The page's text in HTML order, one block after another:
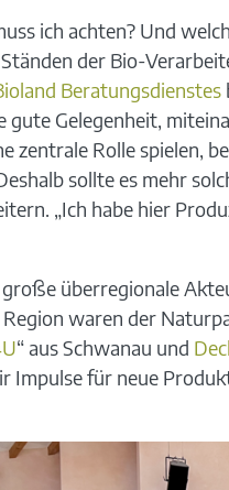
ich achten? Und
der Bio-
Beratungsdienstes
gute Gelegenheit,
zentrale Rolle spielen,
sollte es mehr
„Ich habe hier
überregionale
waren der
“ aus Schwanau und
für neue